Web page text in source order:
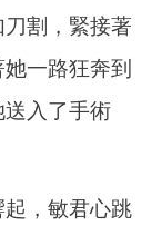
割，緊接著
一路狂奔到
入了手術
，敏君心跳